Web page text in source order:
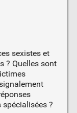
sexistes et
? Quelles sont
?